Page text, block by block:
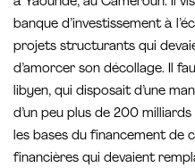
banque d’investissement à
projets structurants qui
d’amorcer son décollage. Il
libyen, qui disposait d’une
d’un peu plus de 200
les bases du financement de
financières qui devaient